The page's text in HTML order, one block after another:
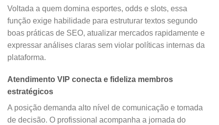
Voltada a quem domina esportes, odds e slots, essa
função exige habilidade para estruturar textos segundo
boas práticas de SEO, atualizar mercados rapidamente e
expressar análises claras sem violar políticas internas da
plataforma.
Atendimento VIP conecta e fideliza membros
estratégicos
A posição demanda alto nível de comunicação e tomada
de decisão. O profissional acompanha a jornada do